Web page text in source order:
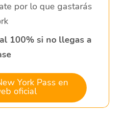
por lo que gastarás
100% si no llegas a
York Pass en
oficial